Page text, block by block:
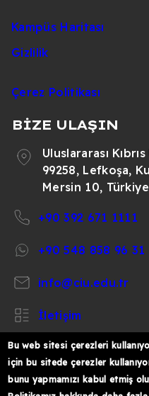
Kampüs Haritası
Gizlilik
Çerez Politikası
BİZE ULAŞIN
Uluslararası
99258, Lefkoşa,
Mersin 10, Türkiye
+90 392 671 1111
+90 548 858 96 31
info@ciu.edu.tr
İletişim
https://https://https://
Bu web sitesi çerezleri
için bu sitede çerezler
bunu yapmamızı kabul etmiş